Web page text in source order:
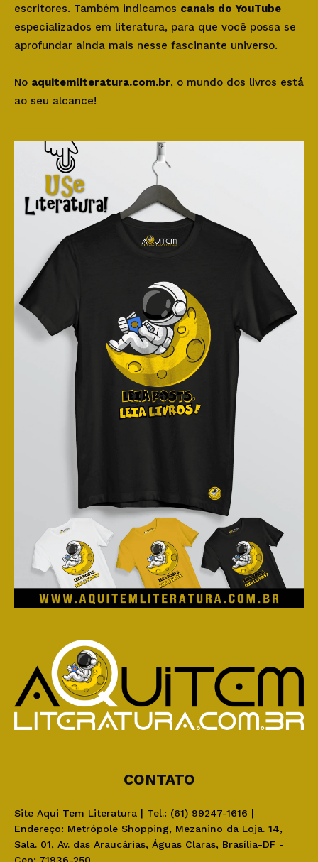
escritores. Também indicamos canais do YouTube
especializados em literatura, para que você possa se
aprofundar ainda mais nesse fascinante universo.
No aquitemliteratura.com.br, o mundo dos livros está
ao seu alcance!
CONTATO
Site Aqui Tem Literatura | Tel.: (61) 99247-1616 |
Endereço: Metrópole Shopping, Mezanino da Loja. 14,
Sala. 01, Av. das Araucárias, Águas Claras, Brasília-DF -
Cep: 71936-250